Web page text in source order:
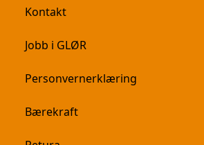
Kontakt
Jobb i GLØR
Personvernerklæring
Bærekraft